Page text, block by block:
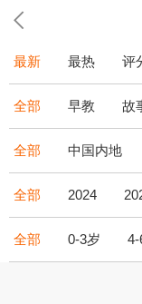
最新 最热 评
全部 早教 故
全部 中国内地
全部 2024
全部 0-3岁 4-